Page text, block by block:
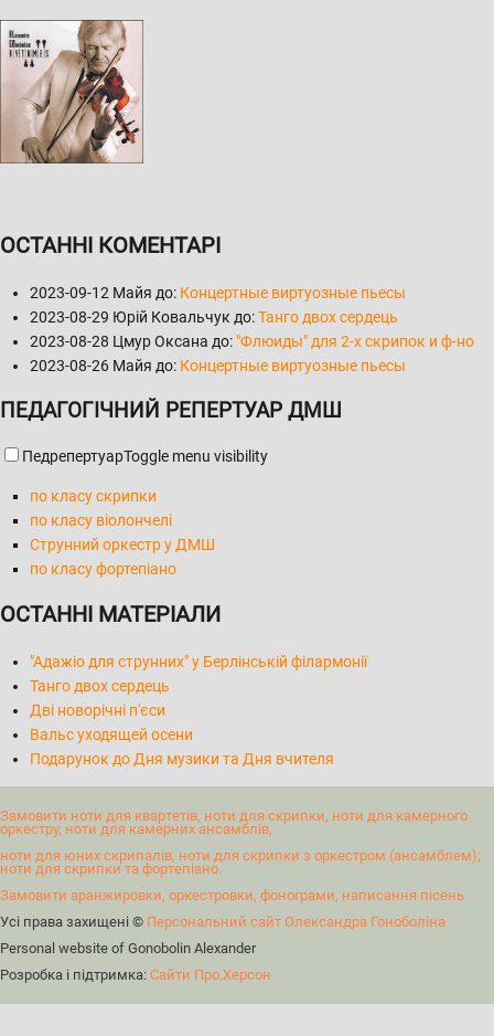
ОСТАННІ КОМЕНТАРІ
2023-09-12 Майя до: Концертные виртуозные пьесы
2023-08-29 Юрій Ковальчук до:Танго двох сердець
2023-08-28 Цмур Оксана до: "Флюиды" для 2-х скрипок и ф-но
2023-08-26 Майя до: Концертные виртуозные пьесы
ПЕДАГОГІЧНИЙ РЕПЕРТУАР ДМШ
ПедрепертуарToggle menu visibility
по класу скрипки
по класу віолончелі
Струнний оркестр у ДМШ
по класу фортепіано
ОСТАННІ МАТЕРІАЛИ
"Адажіо для струнних" у Берлінській філармонії
Танго двох сердець
Дві новорічні п'єси
Вальс уходящей осени
Подарунок до Дня музики та Дня вчителя
Замовити ноти для квартетів, ноти для скрипки, ноти для камерного
оркестру, ноти для камерних ансамблів,
ноти для юних скрипалів, ноти для скрипки з оркестром (ансамблем);
ноти для скрипки та фортепіано.
Замовити аранжировки, оркестровки, фонограми, написання пісень
Усі права захищені © Персональний сайт Олександра Гоноболіна
Personal website of Gonobolin Alexander
Розробка і підтримка: Сайти Про.Херсон